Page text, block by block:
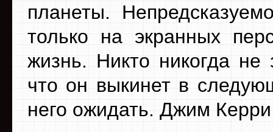
планеты.
только на экранных
жизнь. Никто никогда
что он выкинет в
него ожидать. Джим